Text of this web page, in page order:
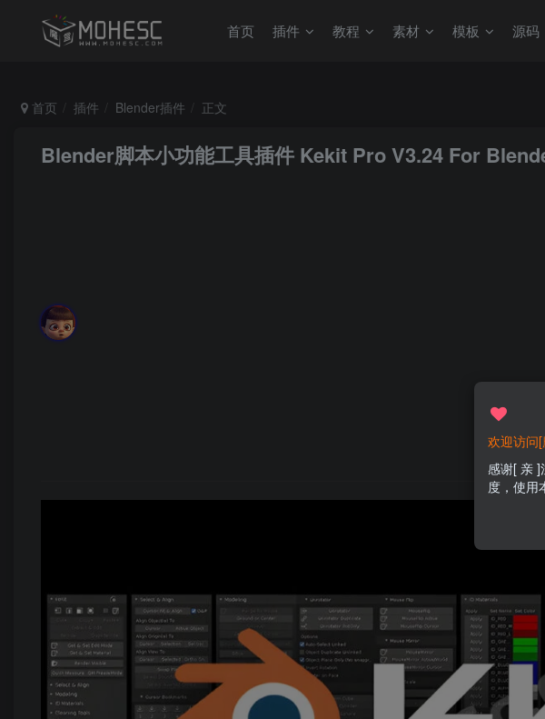
首页 插件 教程 素材 模板 源码
首页 插件 Blender插件 正文
Blender脚本小功能工具插件 Kekit Pro V3.24 For
欢迎访问
感谢[ 亲 ]
度，使用